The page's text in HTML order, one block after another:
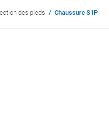
des pieds Chaussure S1P